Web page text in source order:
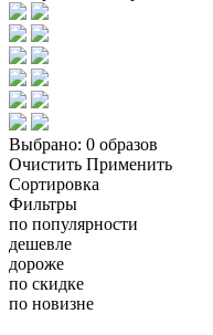
Выбрано: 0 образов
Очистить Применить
Сортировка
Фильтры
по популярности
дешевле
дороже
по скидке
по новизне